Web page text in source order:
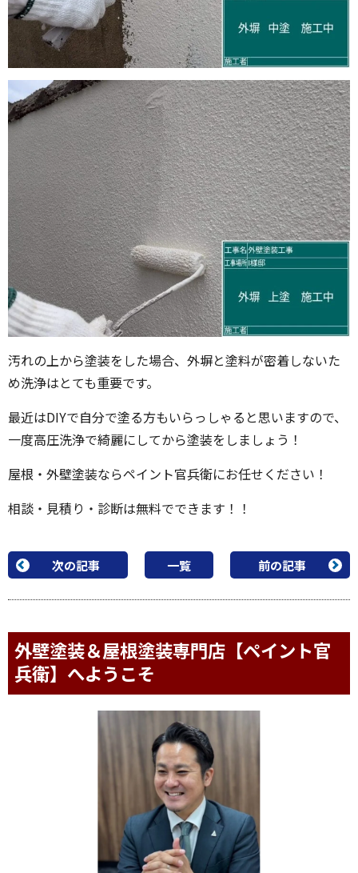
汚れの上から塗装をした場合、外塀と塗料が密着しないた
め洗浄はとても重要です。
最近はDIYで自分で塗る方もいらっしゃると思いますので、
一度高圧洗浄で綺麗にしてから塗装をしましょう！
屋根・外壁塗装ならペイント官兵衛にお任せください！
相談・見積り・診断は無料でできます！！
次の記事 一覧 前の記事
外壁塗装＆屋根塗装専門店【ペイント官
兵衛】へようこそ